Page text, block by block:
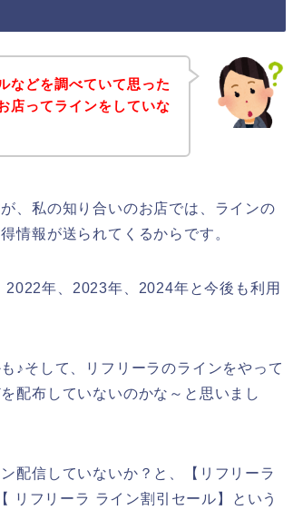
などを調べていて思った
店ってラインをしていな
、私の知り合いのお店では、ラインの
情報が送られてくるからです。
年、2023年、2024年と今後も利用
♪そして、リフリーラのラインをやって
配布していないのかな～と思いまし
配信していないか？と、【リフリーラ
リフリーラ ライン割引セール】という